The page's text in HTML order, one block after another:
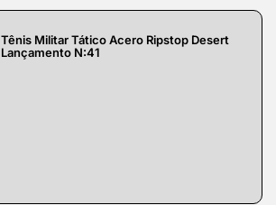
Tênis Militar Tático Acero Ripstop Desert
Lançamento N:41